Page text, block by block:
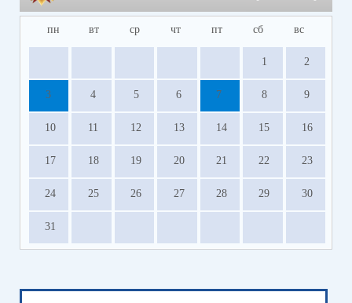
пн вт ср чт пт сб вс
1 2
3 4 5 6 7 8 9
10 11 12 13 14 15 16
17 18 19 20 21 22 23
24 25 26 27 28 29 30
31